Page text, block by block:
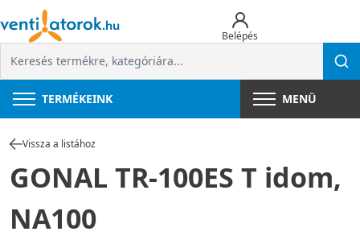
Belépés
TERMÉKEINK MENÜ
Vissza a listához
GONAL TR-100ES T idom,
NA100